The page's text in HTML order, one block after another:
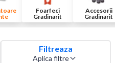
Foarfeci
Gradinarit
Accesorii
Gradinarit
Filtreaza
Aplica filtre